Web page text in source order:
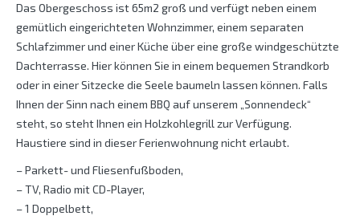
Das Obergeschoss ist 65m2 groß und verfügt neben einem
gemütlich eingerichteten Wohnzimmer, einem separaten
Schlafzimmer und einer Küche über eine große windgeschützte
Dachterrasse. Hier können Sie in einem bequemen Strandkorb
oder in einer Sitzecke die Seele baumeln lassen können. Falls
Ihnen der Sinn nach einem BBQ auf unserem „Sonnendeck“
steht, so steht Ihnen ein Holzkohlegrill zur Verfügung.
Haustiere sind in dieser Ferienwohnung nicht erlaubt.
– Parkett- und Fliesenfußboden,
– TV, Radio mit CD-Player,
– 1 Doppelbett,